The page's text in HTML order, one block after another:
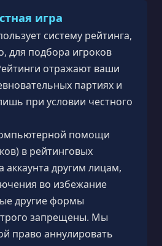
игра
систему рейтинга,
для подбора игроков
отражают ваши
партиях и
при условии честного
помощи
в рейтинговых
аккаунта другим лицам,
во избежание
другие формы
запрещены. Мы
право аннулировать